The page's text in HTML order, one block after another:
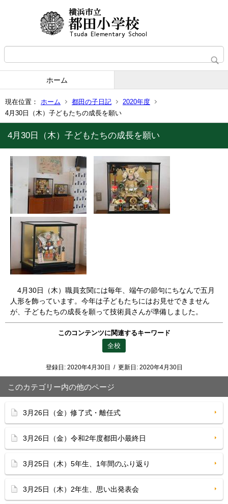
ホーム
現在位置： ホーム 都田の子日記
2020年度
4月30日（木）子どもたちの成長を願い
4月30日（木）子どもたちの成長を願い
4月30日（木）職員玄関には毎年、端午の節句にちなんで五月
人形を飾っています。今年は子どもたちにはお見せできません
が、子どもたちの成長を願って技術員さんが準備しました。
このコンテンツに関連するキーワード
全校
登録日: 2020年4月30日 / 更新日: 2020年4月30日
このカテゴリー内の他のページ
3月26日（金）修了式・離任式
3月26日（金）令和2年度都田小最終日
3月25日（木）5年生、1年間のふり返り
3月25日（木）2年生、思い出発表会